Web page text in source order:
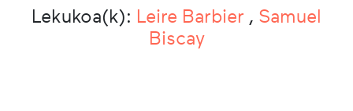
Lekukoa(k): Leire Barbier , Samuel
Biscay